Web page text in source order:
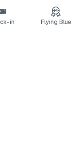
in Flying Blue